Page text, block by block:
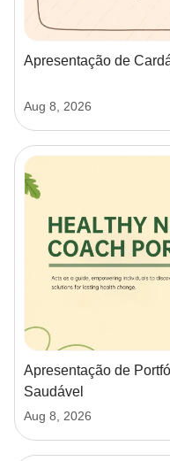
Apresentação de
Aug 8, 2026
Apresentação de
Saudável
Aug 8, 2026